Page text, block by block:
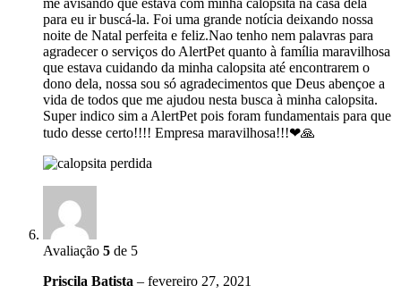
para eu ir buscá-la. Foi uma grande notícia deixando nossa
noite de Natal perfeita e feliz.Nao tenho nem palavras para
agradecer o serviços do AlertPet quanto à família maravilhosa
que estava cuidando da minha calopsita até encontrarem o
dono dela, nossa sou só agradecimentos que Deus abençoe a
vida de todos que me ajudou nesta busca à minha calopsita.
Super indico sim a AlertPet pois foram fundamentais para que
tudo desse certo!!!! Empresa maravilhosa!!!❤🙏
Avaliação 5 de 5
Priscila Batista – fevereiro 27, 2021